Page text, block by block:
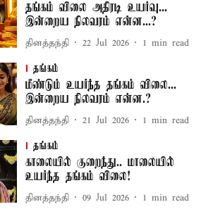
தங்கம் விலை அதிரடி உயர்வு...
இன்றைய நிலவரம் என்ன...?
தினத்தந்தி 22 Jul 2026 1 min read
தங்கம்
மீண்டும் உயர்ந்த தங்கம் விலை...
இன்றைய நிலவரம் என்ன.?
தினத்தந்தி 21 Jul 2026 1 min read
தங்கம்
காலையில் குறைந்து.. மாலையில்
உயர்ந்த தங்கம் விலை!
தினத்தந்தி 09 Jul 2026 1 min read